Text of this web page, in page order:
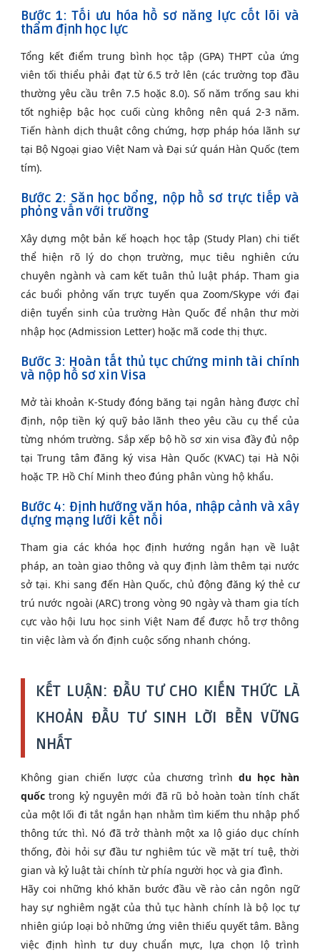
Bước 1: Tối ưu hóa hồ sơ năng lực cốt lõi và
thẩm định học lực
Tổng kết điểm trung bình học tập (GPA) THPT của ứng
viên tối thiểu phải đạt từ 6.5 trở lên (các trường top đầu
thường yêu cầu trên 7.5 hoặc 8.0). Số năm trống sau khi
tốt nghiệp bậc học cuối cùng không nên quá 2-3 năm.
Tiến hành dịch thuật công chứng, hợp pháp hóa lãnh sự
tại Bộ Ngoại giao Việt Nam và Đại sứ quán Hàn Quốc (tem
tím).
Bước 2: Săn học bổng, nộp hồ sơ trực tiếp và
phỏng vấn với trường
Xây dựng một bản kế hoạch học tập (Study Plan) chi tiết
thể hiện rõ lý do chọn trường, mục tiêu nghiên cứu
chuyên ngành và cam kết tuân thủ luật pháp. Tham gia
các buổi phỏng vấn trực tuyến qua Zoom/Skype với đại
diện tuyển sinh của trường Hàn Quốc để nhận thư mời
nhập học (Admission Letter) hoặc mã code thị thực.
Bước 3: Hoàn tất thủ tục chứng minh tài chính
và nộp hồ sơ xin Visa
Mở tài khoản K-Study đóng băng tại ngân hàng được chỉ
định, nộp tiền ký quỹ bảo lãnh theo yêu cầu cụ thể của
từng nhóm trường. Sắp xếp bộ hồ sơ xin visa đầy đủ nộp
tại Trung tâm đăng ký visa Hàn Quốc (KVAC) tại Hà Nội
hoặc TP. Hồ Chí Minh theo đúng phân vùng hộ khẩu.
Bước 4: Định hướng văn hóa, nhập cảnh và xây
dựng mạng lưới kết nối
Tham gia các khóa học định hướng ngắn hạn về luật
pháp, an toàn giao thông và quy định làm thêm tại nước
sở tại. Khi sang đến Hàn Quốc, chủ động đăng ký thẻ cư
trú nước ngoài (ARC) trong vòng 90 ngày và tham gia tích
cực vào hội lưu học sinh Việt Nam để được hỗ trợ thông
tin việc làm và ổn định cuộc sống nhanh chóng.
KẾT LUẬN: ĐẦU TƯ CHO KIẾN THỨC LÀ
KHOẢN ĐẦU TƯ SINH LỜI BỀN VỮNG
NHẤT
Không gian chiến lược của chương trìnhdu học hàn
quốctrong kỷ nguyên mới đã rũ bỏ hoàn toàn tính chất
của một lối đi tắt ngắn hạn nhằm tìm kiếm thu nhập phổ
thông tức thì. Nó đã trở thành một xa lộ giáo dục chính
thống, đòi hỏi sự đầu tư nghiêm túc về mặt trí tuệ, thời
gian và kỷ luật tài chính từ phía người học và gia đình.
Hãy coi những khó khăn bước đầu về rào cản ngôn ngữ
hay sự nghiêm ngặt của thủ tục hành chính là bộ lọc tự
nhiên giúp loại bỏ những ứng viên thiếu quyết tâm. Bằng
việc định hình tư duy chuẩn mực, lựa chọn lộ trình